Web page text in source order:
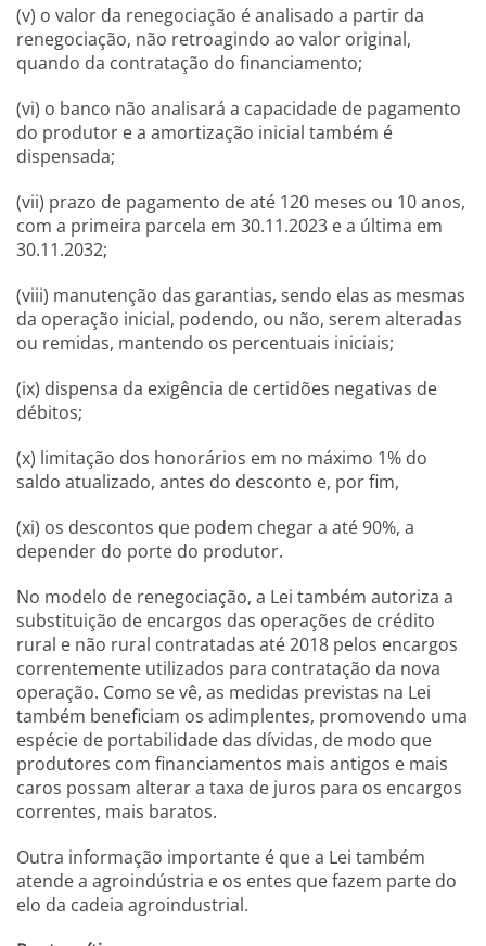
(v) o valor da renegociação é analisado a partir da
renegociação, não retroagindo ao valor original,
quando da contratação do financiamento;
(vi) o banco não analisará a capacidade de pagamento
do produtor e a amortização inicial também é
dispensada;
(vii) prazo de pagamento de até 120 meses ou 10 anos,
com a primeira parcela em 30.11.2023 e a última em
30.11.2032;
(viii) manutenção das garantias, sendo elas as mesmas
da operação inicial, podendo, ou não, serem alteradas
ou remidas, mantendo os percentuais iniciais;
(ix) dispensa da exigência de certidões negativas de
débitos;
(x) limitação dos honorários em no máximo 1% do
saldo atualizado, antes do desconto e, por fim,
(xi) os descontos que podem chegar a até 90%, a
depender do porte do produtor.
No modelo de renegociação, a Lei também autoriza a
substituição de encargos das operações de crédito
rural e não rural contratadas até 2018 pelos encargos
correntemente utilizados para contratação da nova
operação. Como se vê, as medidas previstas na Lei
também beneficiam os adimplentes, promovendo uma
espécie de portabilidade das dívidas, de modo que
produtores com financiamentos mais antigos e mais
caros possam alterar a taxa de juros para os encargos
correntes, mais baratos.
Outra informação importante é que a Lei também
atende a agroindústria e os entes que fazem parte do
elo da cadeia agroindustrial.